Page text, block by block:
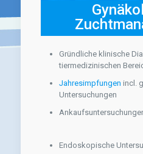
Gründliche klinische
tiermedizinischen
Jahresimpfungen incl.
Untersuchungen
Endoskopische